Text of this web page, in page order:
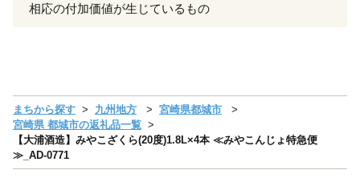
相応の付加価値が生じているもの
まちから探す 九州地方
宮崎県都城市
宮崎県 都城市の返礼品一覧
【大浦酒造】みやこざくら(20度)1.8L×4本 ≪みやこんじょ特急便
≫_AD-0771